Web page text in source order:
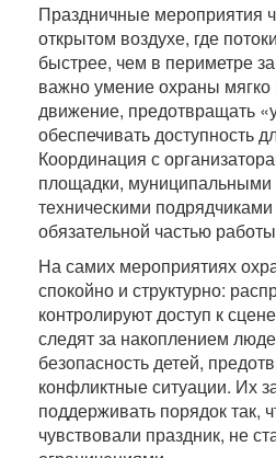
Праздничные мероприятия
открытом воздухе, где
быстрее, чем в периметре
важно умение охраны мягко
движение, предотвращать
обеспечивать доступность
Координация с
площадки, муниципальными
техническими подрядчиками
обязательной частью
На самих мероприятиях
спокойно и структурно:
контролируют доступ к
следят за накоплением
безопасность детей,
конфликтные ситуации. Их
поддерживать порядок так,
чувствовали праздник, не